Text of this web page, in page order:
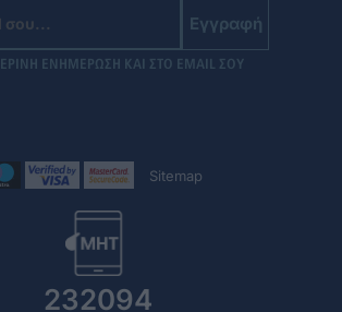
Εγγραφή
ΕΝΗΜΕΡΩΣΗ ΚΑΙ ΣΤΟ EMAIL ΣΟΥ
Sitemap
232094